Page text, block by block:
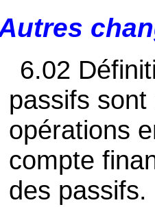
6.02
passifs
opérations
compte
des passifs.